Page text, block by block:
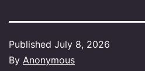
Published July 8, 2026
By Anonymous